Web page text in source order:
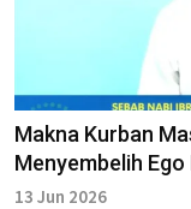
Makna Kurban
Menyembelih Ego
13 Jun 2026